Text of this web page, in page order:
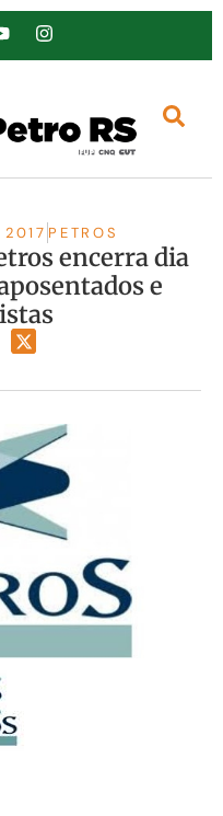
2017 PETROS
encerra dia
e